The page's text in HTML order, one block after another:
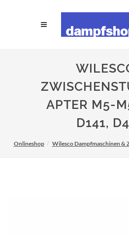
APTER M5-
D141,
Onlineshop Wilesco Dampfmaschinen &